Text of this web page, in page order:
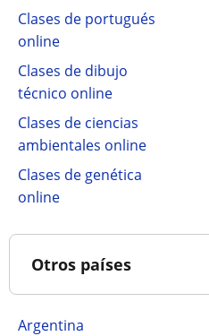
Clases de portugués
online
Clases de dibujo
técnico online
Clases de ciencias
ambientales online
Clases de genética
online
Otros países
Argentina